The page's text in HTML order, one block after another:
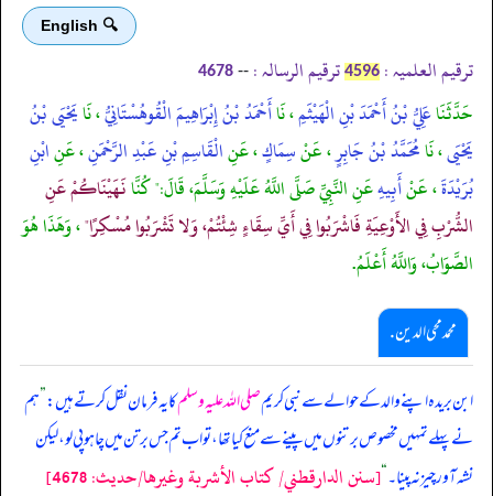
🔍 English
ترقیم العلمیہ : 4596 ترقیم الرسالہ : --
4678
حَدَّثَنَاعَلِيُّ بْنُ أَحْمَدَ بْنِ الْهَيْثَمِ، نَاأَحْمَدُ بْنُ إِبْرَاهِيمَ الْقُوهُسْتَانِيُّ، نَايَحْيَى بْنُ
يَحْيَى، نَامُحَمَّدُ بْنُ جَابِرٍ، عَنْسِمَاكٍ، عَنِالْقَاسِمِ بْنِ عَبْدِ الرَّحْمَنِ، عَنِابْنِ
بُرَيْدَةَ، عَنْأَبِيهِعَنِ النَّبِيِّ صَلَّى اللَّهُ عَلَيْهِ وَسَلَّمَ، قَالَ:" كُنَّانَهَيْنَاكُمْ عَنِ
الشُّرْبِ فِي الأَوْعِيَةِ فَاشْرَبُوا فِي أَيِّ سِقَاءٍ شِئْتُمْ، وَلا تَشْرَبُوا مُسْكِرًا"، وَهَذَا هُوَ
الصَّوَابُ، وَاللَّهُ أَعْلَمُ.
محمد محی الدین .
ابن بریدہ اپنے والد کے حوالے سے نبی کریمصلی اللہ علیہ وسلمکا یہ فرمان نقل کرتے ہیں:”ہم
نے پہلے تمہیں مخصوص برتنوں میں پینے سے منع کیا تھا، تو اب تم جس برتن میں چاہو پی لو، لیکن
نشہ آور چیز نہ پینا۔“[سنن الدارقطني/ كتاب الأشربة وغيرها/حدیث: 4678]